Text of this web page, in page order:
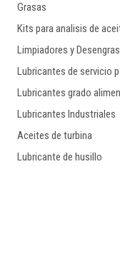
Grasas
Kits para analisis de
Limpiadores y
Lubricantes de servicio
Lubricantes grado
Lubricantes Industriales
Aceites de turbina
Lubricante de husillo